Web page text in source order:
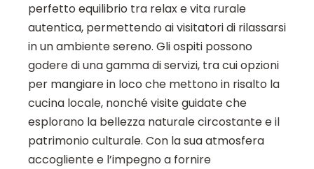
perfetto equilibrio tra relax e vita rurale
autentica, permettendo ai visitatori di rilassarsi
in un ambiente sereno. Gli ospiti possono
godere di una gamma di servizi, tra cui opzioni
per mangiare in loco che mettono in risalto la
cucina locale, nonché visite guidate che
esplorano la bellezza naturale circostante e il
patrimonio culturale. Con la sua atmosfera
accogliente e l’impegno a fornire